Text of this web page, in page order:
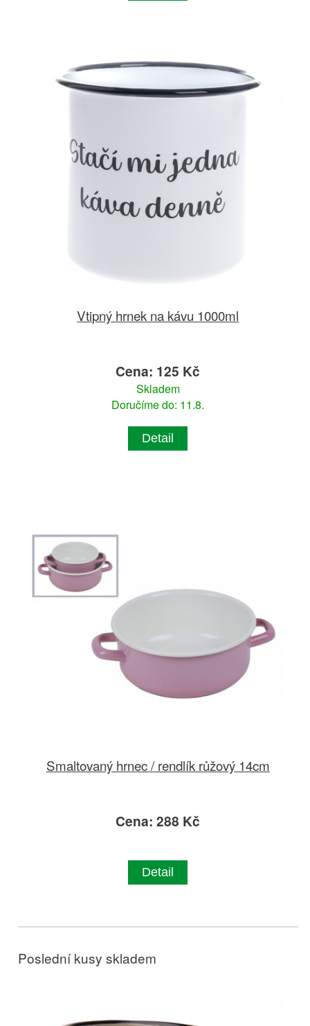
Vtipný hrnek na kávu 1000ml
Cena: 125 Kč
Skladem
Doručíme do: 11.8.
Detail
Smaltovaný hrnec / rendlík růžový 14cm
Cena: 288 Kč
Detail
Poslední kusy skladem